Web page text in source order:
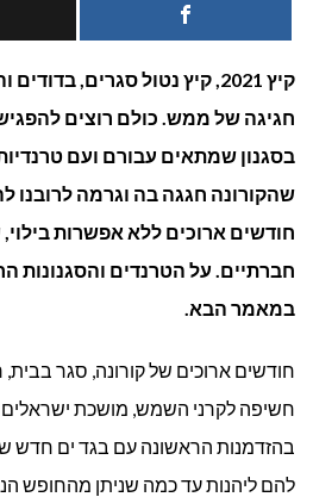
לבחור בגד ים ב
–
קיץ 2021, קיץ נטול סגרים,
חגיגה של ממש. כולם רוצים
שהקורונה חגגה בה וגרמה לרובנו
חודשים ארוכים ללא אפשרות
במאמר הבא.
חודשים ארוכים של קורונה, סגר בבית,
חשיפה לקרני השמש, מושכת ישראלים
בהזדמנות הראשונה עם בגד ים חדש
להם ליהנות עד כמה שניתן מהחופש